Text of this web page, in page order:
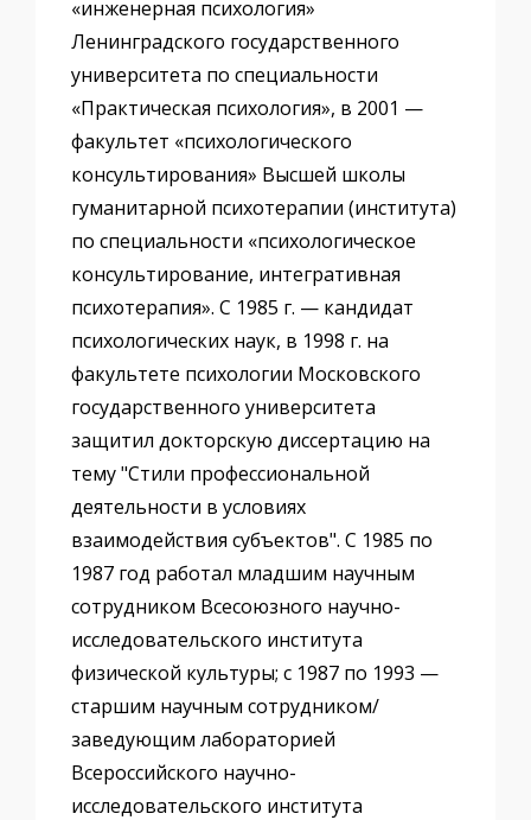
«инженерная психология»
Ленинградского государственного
университета по специальности
«Практическая психология», в 2001 —
факультет «психологического
консультирования» Высшей школы
гуманитарной психотерапии (института)
по специальности «психологическое
консультирование, интегративная
психотерапия». С 1985 г. — кандидат
психологических наук, в 1998 г. на
факультете психологии Московского
государственного университета
защитил докторскую диссертацию на
тему "Стили профессиональной
деятельности в условиях
взаимодействия субъектов". С 1985 по
1987 год работал младшим научным
сотрудником Всесоюзного научно-
исследовательского института
физической культуры; с 1987 по 1993 —
старшим научным сотрудником/
заведующим лабораторией
Всероссийского научно-
исследовательского института